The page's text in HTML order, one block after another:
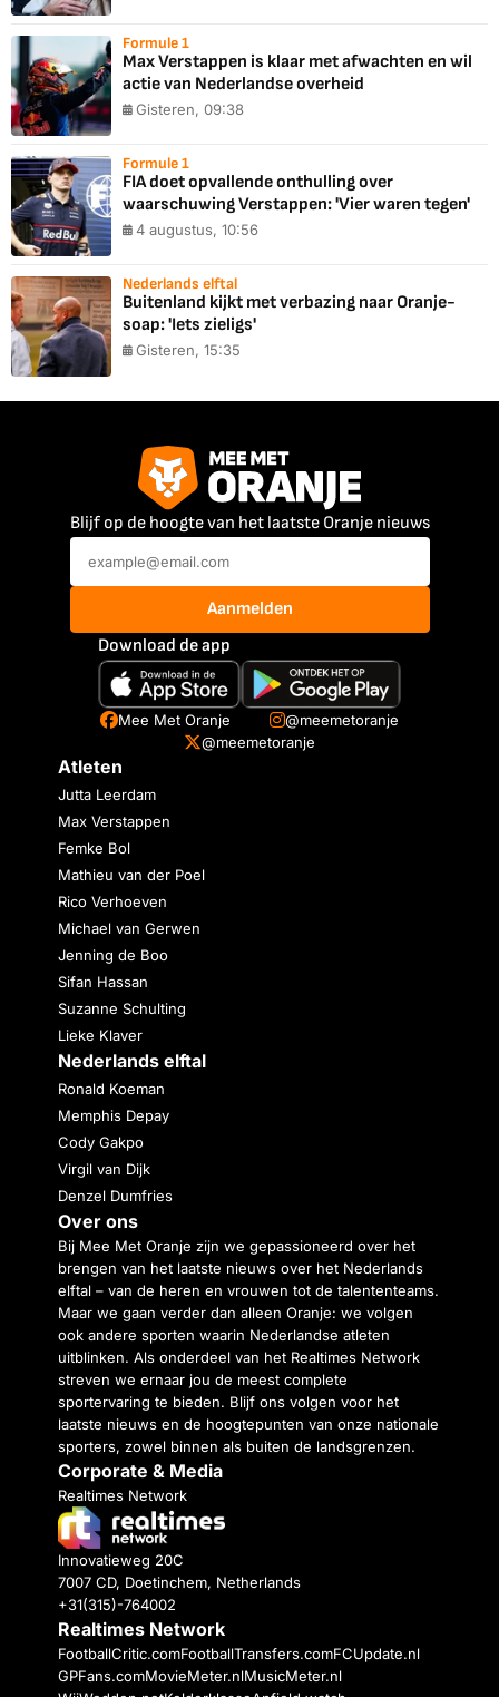
Formule 1
Max Verstappen is klaar met afwachten en wil
actie van Nederlandse overheid
Gisteren, 09:38
Formule 1
FIA doet opvallende onthulling over
waarschuwing Verstappen: 'Vier waren tegen'
4 augustus, 10:56
Nederlands elftal
Buitenland kijkt met verbazing naar Oranje-
soap: 'Iets zieligs'
Gisteren, 15:35
Blijf op de hoogte van het laatste Oranje nieuws
Aanmelden
Download de app
Mee Met Oranje
@meemetoranje
@meemetoranje
Atleten
Jutta Leerdam
Max Verstappen
Femke Bol
Mathieu van der Poel
Rico Verhoeven
Michael van Gerwen
Jenning de Boo
Sifan Hassan
Suzanne Schulting
Lieke Klaver
Nederlands elftal
Ronald Koeman
Memphis Depay
Cody Gakpo
Virgil van Dijk
Denzel Dumfries
Over ons
Bij Mee Met Oranje zijn we gepassioneerd over het
brengen van het laatste nieuws over het Nederlands
elftal – van de heren en vrouwen tot de talententeams.
Maar we gaan verder dan alleen Oranje: we volgen
ook andere sporten waarin Nederlandse atleten
uitblinken. Als onderdeel van het Realtimes Network
streven we ernaar jou de meest complete
sportervaring te bieden. Blijf ons volgen voor het
laatste nieuws en de hoogtepunten van onze nationale
sporters, zowel binnen als buiten de landsgrenzen.
Corporate & Media
Realtimes Network
Innovatieweg 20C
7007 CD, Doetinchem, Netherlands
+31(315)-764002
Realtimes Network
FootballCritic.comFootballTransfers.comFCUpdate.nl
GPFans.comMovieMeter.nlMusicMeter.nl